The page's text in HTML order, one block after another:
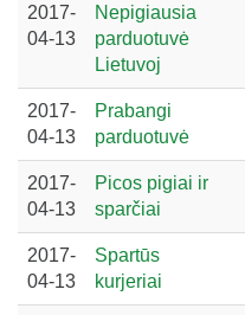
2017-
04-13
Nepigiausia
parduotuvė
Lietuvoj
2017-
04-13
Prabangi
parduotuvė
2017-
04-13
Picos pigiai ir
sparčiai
2017-
04-13
Spartūs
kurjeriai